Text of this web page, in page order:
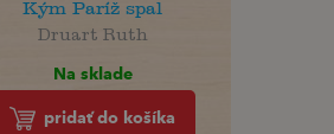
Kým Paríž spal
Druart Ruth
Na sklade
pridať do košíka